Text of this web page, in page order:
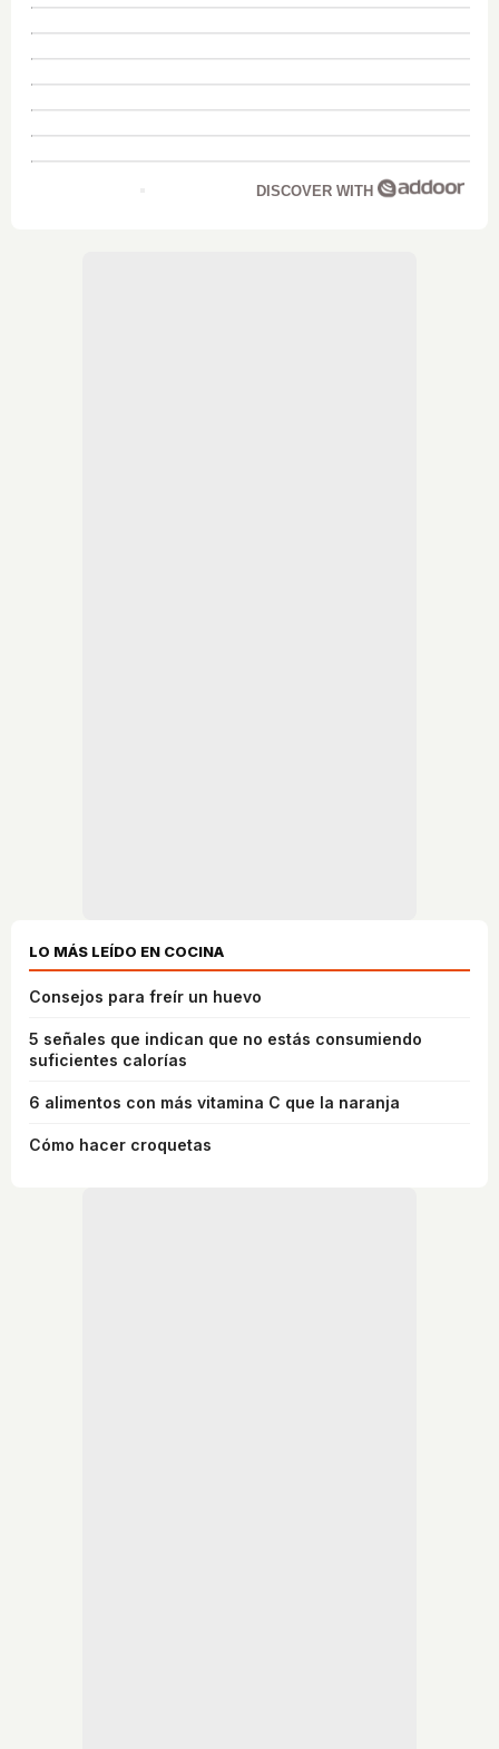
DISCOVER WITH
LO MÁS LEÍDO EN COCINA
Consejos para freír un huevo
5 señales que indican que no estás consumiendo
suficientes calorías
6 alimentos con más vitamina C que la naranja
Cómo hacer croquetas